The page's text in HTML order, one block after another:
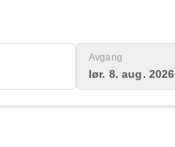
Avgang
lør. 8. aug. 2026